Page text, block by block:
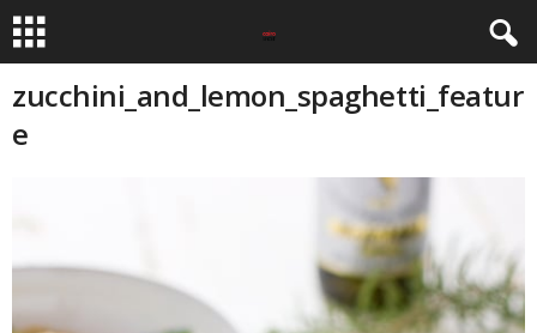
zucchini_and_lemon_spaghetti_featur
e